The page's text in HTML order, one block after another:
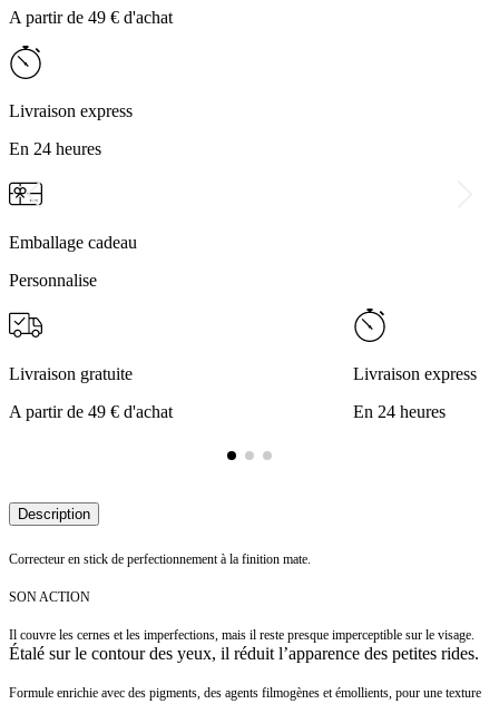
A partir de 49 € d'achat
Livraison express
En 24 heures
Emballage cadeau
Personnalise
Livraison gratuite
A partir de 49 € d'achat
Livraison express
En 24 heures
Description
Correcteur en stick de perfectionnement à la finition mate.
SON ACTION
Il couvre les cernes et les imperfections, mais il reste presque imperceptible sur le visage.
Étalé sur le contour des yeux, il réduit l’apparence des petites rides.
Formule enrichie avec des pigments, des agents filmogènes et émollients, pour une texture